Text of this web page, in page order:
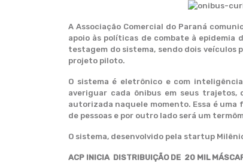
A Associação Comercial do Paraná
apoio às políticas de combate à epidemia
testagem do sistema, sendo dois veículos
projeto piloto.
O sistema é eletrônico e com
averiguar cada ônibus em seus
autorizada naquele momento. Essa é
de pessoas e por outro lado será um
O sistema, desenvolvido pela startup
ACP INICIA DISTRIBUIÇÃO DE 20 MIL